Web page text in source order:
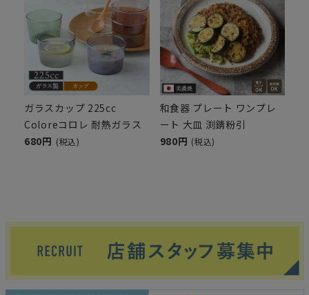
ガラスカップ 225cc
Coloreコロレ 耐熱ガラス
680円 (税込)
和食器 プレート ワンプレ
ート 大皿 渕錆粉引
980円 (税込)